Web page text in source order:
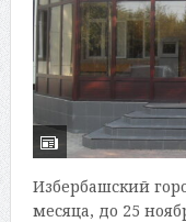
Избербашский
месяца, до 25